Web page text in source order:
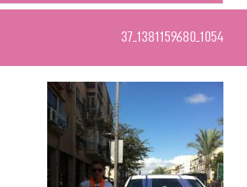
1054_1381159680_37